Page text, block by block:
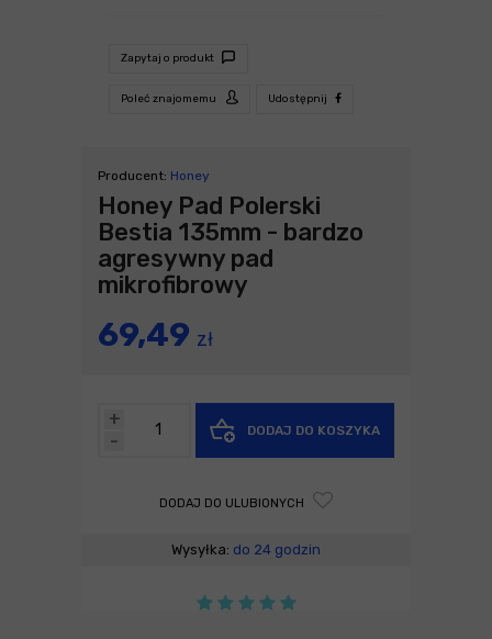
Zapytaj o produkt
Poleć znajomemu Udostępnij
Producent: Honey
Honey Pad Polerski
Bestia 135mm - bardzo
agresywny pad
mikrofibrowy
69,49 zł
-
+
DODAJ DO KOSZYKA
DODAJ DO ULUBIONYCH
Wysyłka: do 24 godzin